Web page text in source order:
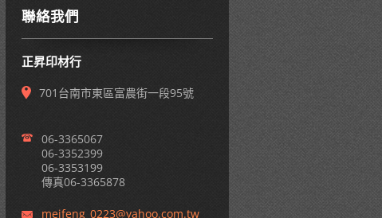
聯絡我們
正昇印材行
701台南市東區富農街一段95號
06-3365067
06-3352399
06-3353199
傳真06-3365878
meifeng_0223@yahoo.com.tw